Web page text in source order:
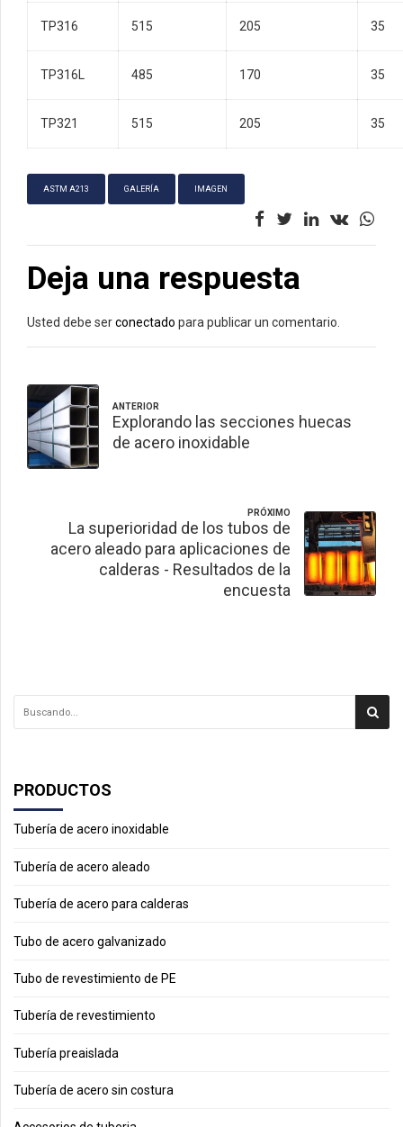
TP316 515 205 35
TP316L 485 170 35
TP321 515 205 35
ASTM A213 GALERÍA IMAGEN
Deja una respuesta
Usted debe serconectado para publicar un comentario.
ANTERIOR
Explorando las secciones huecas
de acero inoxidable
PRÓXIMO
La superioridad de los tubos de
acero aleado para aplicaciones de
calderas - Resultados de la
encuesta
PRODUCTOS
Tubería de acero inoxidable
Tubería de acero aleado
Tubería de acero para calderas
Tubo de acero galvanizado
Tubo de revestimiento de PE
Tubería de revestimiento
Tubería preaislada
Tubería de acero sin costura